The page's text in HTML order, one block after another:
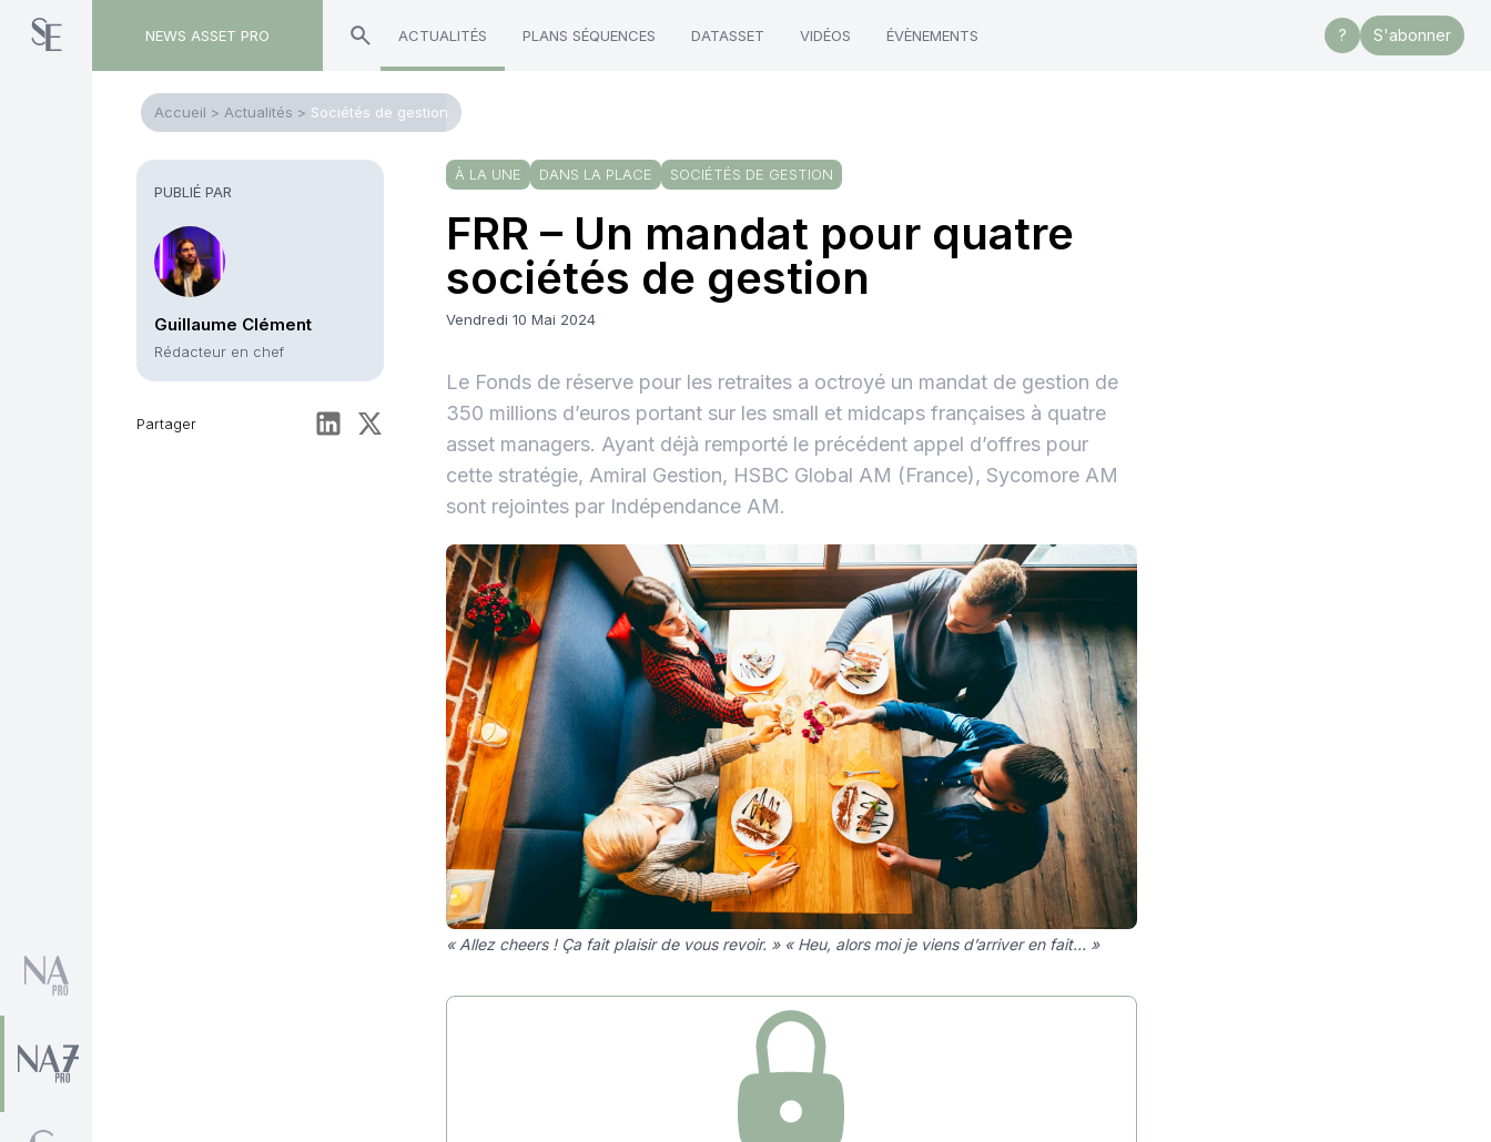
NEWS ASSET PRO ACTUALITÉS PLANS SÉQUENCES DATASSET VIDÉOS ÉVÈNEMENTS ? S'abonner
Accueil > Actualités > Sociétés de gestion
PUBLIÉ PAR
Guillaume Clément
Rédacteur en chef
Partager
À LA UNE DANS LA PLACE SOCIÉTÉS DE GESTION
FRR – Un mandat pour quatre
sociétés de gestion
Vendredi 10 Mai 2024
Le Fonds de réserve pour les retraites a octroyé un mandat de gestion de
350 millions d’euros portant sur les small et midcaps françaises à quatre
asset managers. Ayant déjà remporté le précédent appel d’offres pour
cette stratégie, Amiral Gestion, HSBC Global AM (France), Sycomore AM
sont rejointes par Indépendance AM.
« Allez cheers ! Ça fait plaisir de vous revoir. » « Heu, alors moi je viens d’arriver en fait… »